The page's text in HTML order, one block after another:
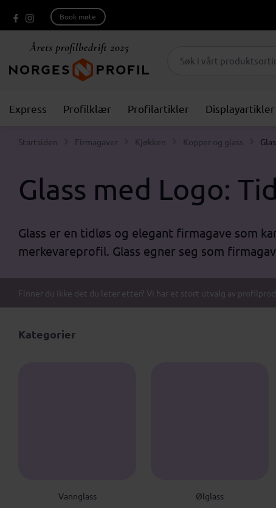
Book møte
Express Profilklær Profilartikler Displayartikler
Startsiden Firmagaver Kjøkken Kopper og glass
Glass med Logo:
Glass er en tidløs og elegant firmagave som
merkevareprofil. Glass egner seg som
Finner du ikke det du leter etter? Vi har et stort utvalg av
Kategorier
Vannglass Ølglass